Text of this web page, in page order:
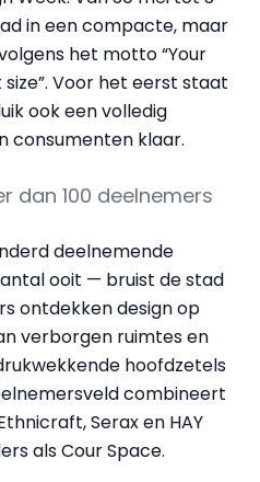
in een compacte, maar
het motto “Your
Voor het eerst staat
ook een volledig
consumenten klaar.
dan 100 deelnemers
deelnemende
ooit — bruist de stad
ontdekken design op
verborgen ruimtes en
hoofdzetels
combineert
Serax en HAY
als Cour Space.